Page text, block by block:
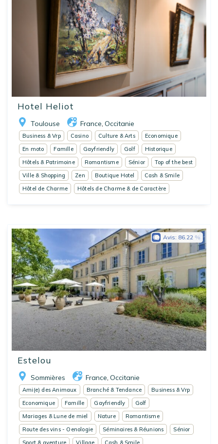
Hotel Heliot
Toulouse France Occitanie
Business & Vrp Casino Culture & Arts
Economique
En moto
Famille Gayfriendly Golf
Historique
Hôtels & Patrimoine
Romantisme Sénior
Top of the best
Ville & Shopping
Zen Boutique Hotel
Cash & Smile
Hôtel de Charme
Hôtels de Charme & de Caractère
Estelou
Sommières France Occitanie
Avis: 86.22
Ami(e) des Animaux Branché & Tendance
Business & Vrp
Economique
Famille Gayfriendly
Golf
Mariages & Lune de miel
Nature
Romantisme
Route des vins - Oenologie
Séminaires & Réunions
Sénior
Sport & aventure
Village Cash & Smile